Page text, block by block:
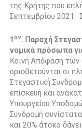
της Κρήτης που
Σεπτεμβρίου 2021.
1 ον. Παροχή
νομικά πρόσωπα
Κοινή Απόφαση των
οριοθετούνται οι
Στεγαστική
επισκευή και
Υπουργείου
Συνδρομή
και 20% άτοκο